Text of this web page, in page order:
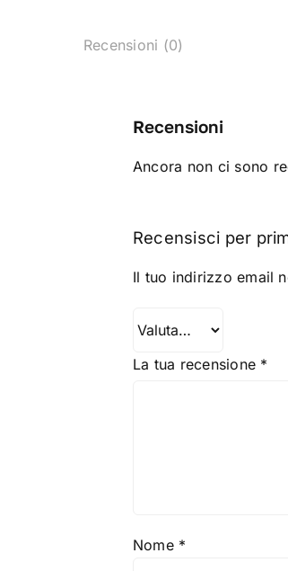
Recensioni (0)
Recensioni
Ancora non ci sono
Recensisci per
Il tuo indirizzo email
La tua recensione *
Nome *